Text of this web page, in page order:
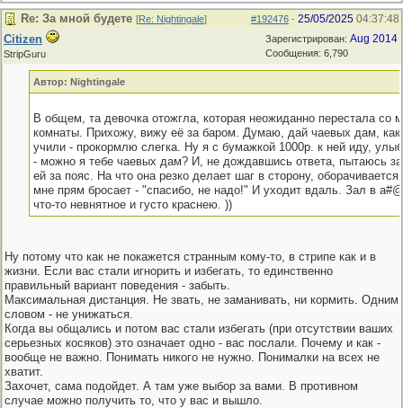
#192476 - 25/05/2025 04:37:48
Re: За мной будете [Re: Nightingale]
Зарегистрирован: Aug 2014
Сообщения: 6,790
Citizen
StripGuru
Автор: Nightingale
В общем, та девочка отожгла, которая неожиданно перестала со
комнаты. Прихожу, вижу её за баром. Думаю, дай чаевых дам,
учили - прокормлю слегка. Ну я с бумажкой 1000р. к ней иду,
- можно я тебе чаевых дам? И, не дождавшись ответа, пытаюсь
ей за пояс. На что она резко делает шаг в сторону, оборачивается
мне прям бросает - "спасибо, не надо!" И уходит вдаль. Зал в
что-то невнятное и густо краснею. ))
Ну потому что как не покажется странным кому-то, в стрипе как и в
жизни. Если вас стали игнорить и избегать, то единственно
правильный вариант поведения - забыть.
Максимальная дистанция. Не звать, не заманивать, ни кормить. Одним
словом - не унижаться.
Когда вы общались и потом вас стали избегать (при отсутствии ваших
серьезных косяков) это означает одно - вас послали. Почему и как -
вообще не важно. Понимать никого не нужно. Понималки на всех не
хватит.
Захочет, сама подойдет. А там уже выбор за вами. В противном
случае можно получить то, что у вас и вышло.